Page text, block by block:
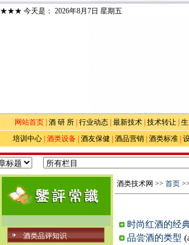
★★★ 今天是： 2026年8月7日 星期五
网站首页 酒 研 所 行业动态 最新技术 技术转让
培训中心 酒类设备 酒友保健 酒品营销 酒类标准
酒类品评知识
酒类技术网 >> 首页
时尚红酒的经
品尝酒的类型